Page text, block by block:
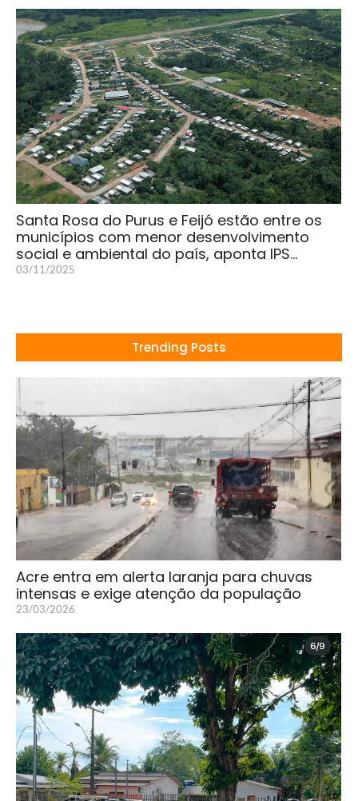
Santa Rosa do Purus e Feijó estão entre os
municípios com menor desenvolvimento
social e ambiental do país, aponta IPS…
03/11/2025
Trending Posts
Acre entra em alerta laranja para chuvas
intensas e exige atenção da população
23/03/2026